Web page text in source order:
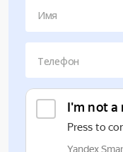
Имя
Телефон